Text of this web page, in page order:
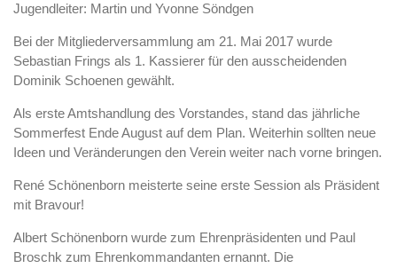
Jugendleiter: Martin und Yvonne Söndgen
Bei der Mitgliederversammlung am 21. Mai 2017 wurde
Sebastian Frings als 1. Kassierer für den ausscheidenden
Dominik Schoenen gewählt.
Als erste Amtshandlung des Vorstandes, stand das jährliche
Sommerfest Ende August auf dem Plan. Weiterhin sollten neue
Ideen und Veränderungen den Verein weiter nach vorne bringen.
René Schönenborn meisterte seine erste Session als Präsident
mit Bravour!
Albert Schönenborn wurde zum Ehrenpräsidenten und Paul
Broschk zum Ehrenkommandanten ernannt. Die